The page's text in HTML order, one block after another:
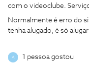
com o videoclube.
Normalmente é erro do
tenha alugado, é só
A 1 pessoa gostou